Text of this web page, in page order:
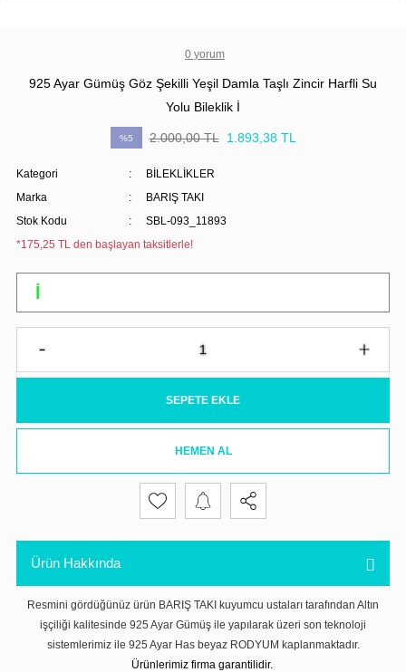
0 yorum
925 Ayar Gümüş Göz Şekilli Yeşil Damla Taşlı Zincir Harfli Su
Yolu Bileklik İ
%5 2.000,00 TL 1.893,38 TL
Kategori
BİLEKLİKLER
Marka
BARIŞ TAKI
Stok Kodu
SBL-093_11893
*175,25 TL den başlayan taksitlerle!
SEPETE EKLE
HEMEN AL
Ürün Hakkında
Resmini gördüğünüz ürün BARIŞ TAKI kuyumcu ustaları tarafından Altın
işçiliği kalitesinde 925 Ayar Gümüş ile yapılarak üzeri son teknoloji
sistemlerimiz ile 925 Ayar Has beyaz RODYUM kaplanmaktadır.
Ürünlerimiz firma garantilidir.